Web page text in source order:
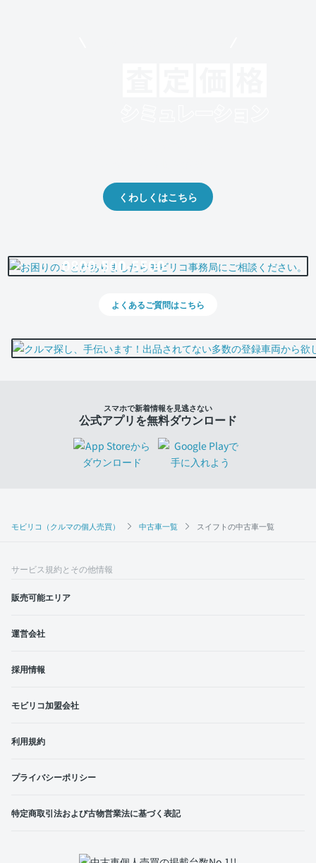
モビリコ（クルマの個人売買） 中古車一覧 スイフトの中古車一覧
くわしくはこちら
0800-500-5500
よくあるご質問はこちら
スマホで新着情報を見逃さない
公式アプリを無料ダウンロード
サービス規約とその他情報
販売可能エリア
運営会社
採用情報
モビリコ加盟会社
利用規約
プライバシーポリシー
特定商取引法および古物営業法に基づく表記